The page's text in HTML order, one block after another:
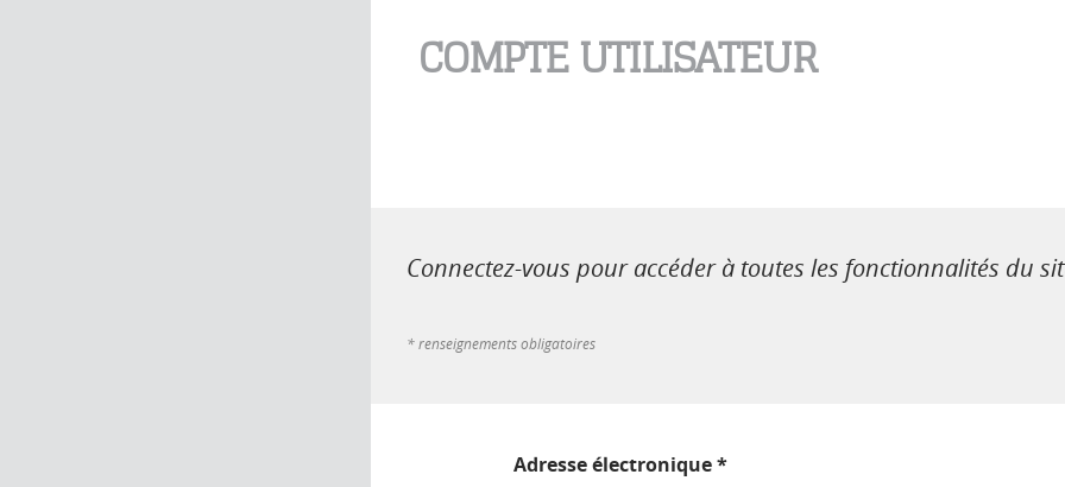
COMPTE UTILISATEUR
Connectez-vous pour accéder à toutes les fonctionnalités du
* renseignements obligatoires
Adresse électronique*